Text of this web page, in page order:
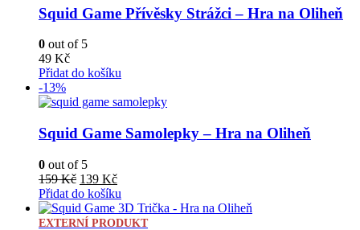
Squid Game Přívěsky Strážci – Hra na Oliheň
0 out of 5
49 Kč
Přidat do košíku
-13%
Squid Game Samolepky – Hra na Oliheň
0 out of 5
159Kč Původní
cena
byla:
159 Kč.
139 KčAktuální
cena
je:
139 Kč.
Přidat do košíku
EXTERNÍ PRODUKT